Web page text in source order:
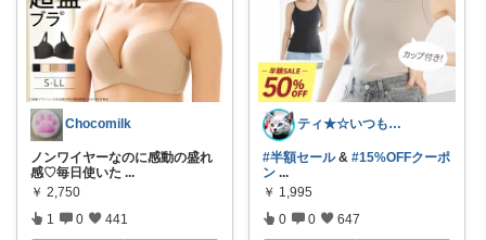
Chocomilk
ノンワイヤーなのに感動の盛れ
感♡毎日使いた ...
￥ 2,750
1 0 441
ティ★☆いつもありがとうございます♪☆★
#半額セール& #15%OFFクーポ
ン ...
￥ 1,995
0 0 647